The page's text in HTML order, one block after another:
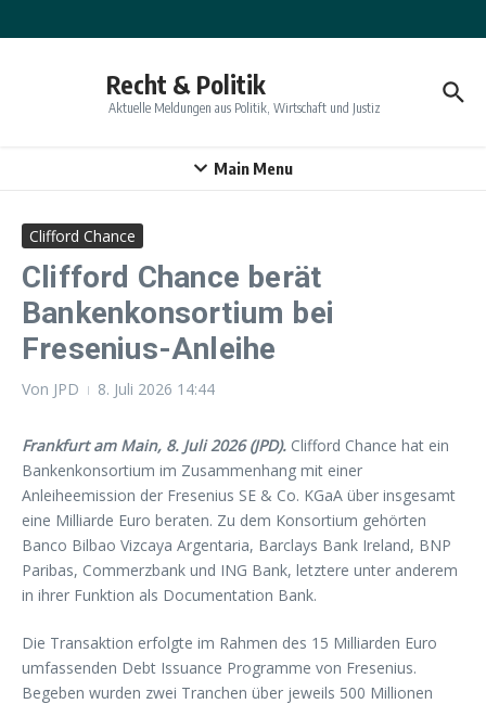
Recht & Politik
Aktuelle Meldungen aus Politik, Wirtschaft und Justiz
Main Menu
Clifford Chance
Clifford Chance berät
Bankenkonsortium bei
Fresenius-Anleihe
Von JPD 8. Juli 2026 14:44
Frankfurt am Main, 8. Juli 2026 (JPD). Clifford Chance hat ein
Bankenkonsortium im Zusammenhang mit einer
Anleiheemission der Fresenius SE & Co. KGaA über insgesamt
eine Milliarde Euro beraten. Zu dem Konsortium gehörten
Banco Bilbao Vizcaya Argentaria, Barclays Bank Ireland, BNP
Paribas, Commerzbank und ING Bank, letztere unter anderem
in ihrer Funktion als Documentation Bank.
Die Transaktion erfolgte im Rahmen des 15 Milliarden Euro
umfassenden Debt Issuance Programme von Fresenius.
Begeben wurden zwei Tranchen über jeweils 500 Millionen